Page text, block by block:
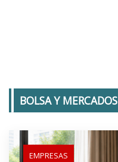
BOLSA Y MERCADOS
EMPRESAS